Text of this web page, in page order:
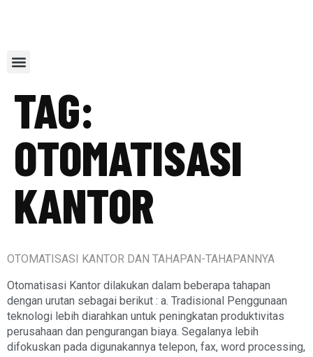
TAG:
OTOMATISASI
KANTOR
OTOMATISASI KANTOR DAN TAHAPAN-TAHAPANNYA
Otomatisasi Kantor dilakukan dalam beberapa tahapan
dengan urutan sebagai berikut : a. Tradisional Penggunaan
teknologi lebih diarahkan untuk peningkatan produktivitas
perusahaan dan pengurangan biaya. Segalanya lebih
difokuskan pada digunakannya telepon, fax, word processing,